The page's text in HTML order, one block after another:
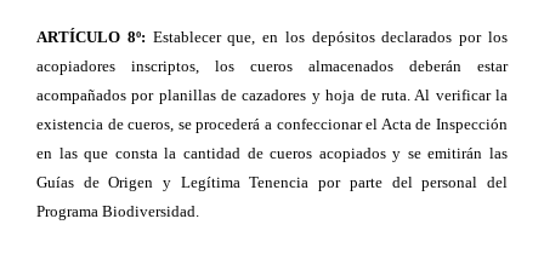
ARTÍCULO 8º: Establecer que, en los depósitos declarados por los
acopiadores inscriptos, los cueros almacenados deberán estar
acompañados por planillas de cazadores y hoja de ruta. Al verificar la
existencia de cueros, se procederá a confeccionar el Acta de Inspección
en las que consta la cantidad de cueros acopiados y se emitirán las
Guías de Origen y Legítima Tenencia por parte del personal del
Programa Biodiversidad.